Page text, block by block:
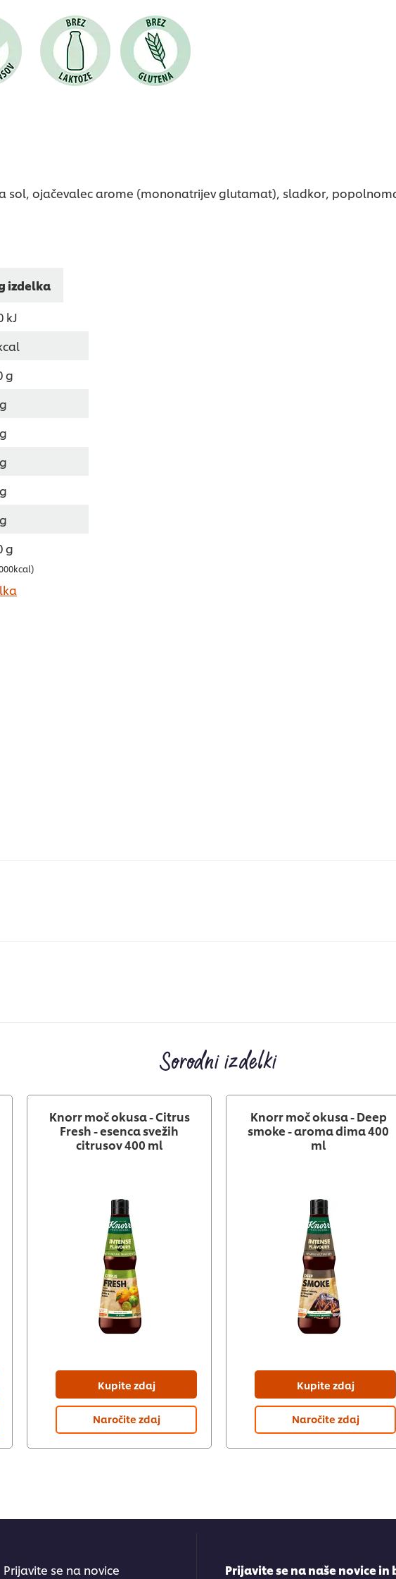
sol, ojačevalec arome (mononatrijev glutamat), sladkor,
izdelka
kJ
g
g
Sorodni izdelki
Knorr moč okusa - Citrus
Fresh - esenca svežih
citrusov 400 ml
Kupite zdaj
Naročite zdaj
Knorr moč okusa - Deep
smoke - aroma dima 400
ml
Kupite zdaj
Naročite zdaj
Prijavite se na novice Prijavite se na naše novice